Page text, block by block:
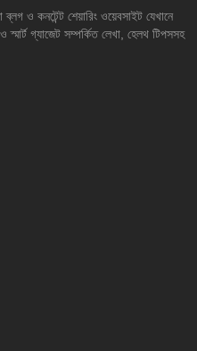
ও কনটেন্ট শেয়ারিং ওয়েবসাইট যেখানে
গ্যাজেট সম্পর্কিত লেখা, হেলথ টিপসসহ